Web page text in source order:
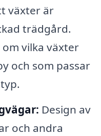
växter är
trädgård.
vilka växter
och som passar
Design av
och andra